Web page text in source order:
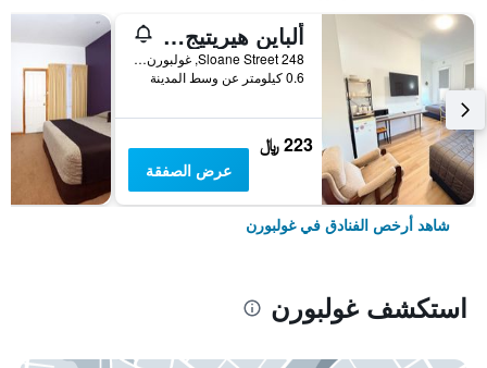
ألباين هيريتيج موتيل
248 Sloane Street, غولبورن, NSW, أستراليا
0.6 كيلومتر عن وسط المدينة
223 ﷼
عرض الصفقة
شاهد أرخص الفنادق في غولبورن
استكشف غولبورن